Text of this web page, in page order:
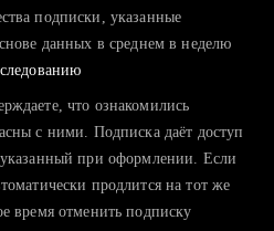
на поиск и вручную поднимаете
конкурентами и оценить шансы
подписки, указанные
данных в среднем в неделю
что ознакомились
с ними. Подписка даёт доступ
при оформлении. Если
продлится на тот же
время отменить подписку